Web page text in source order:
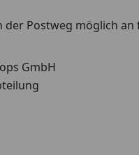
der Postweg möglich an
GmbH